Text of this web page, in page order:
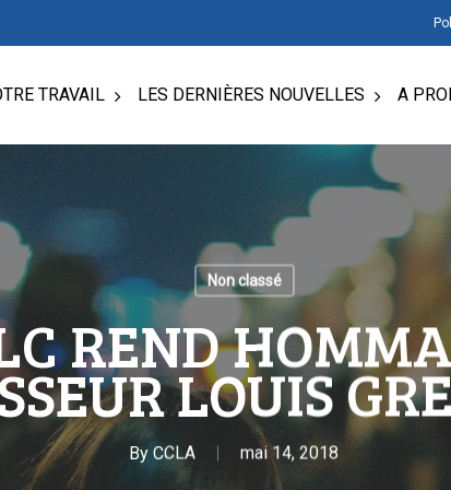
TRAVAIL LES DERNIÈRES NOUVELLES A
Non classé
REND
LOUIS
By CCLA mai 14, 2018